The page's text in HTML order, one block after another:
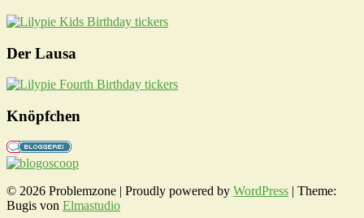
Der Lausa
Knöpfchen
© 2026 Problemzone | Proudly powered by WordPress | Theme:
Bugis von Elmastudio